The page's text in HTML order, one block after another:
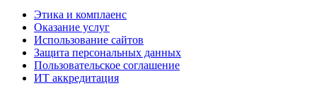
Этика и комплаенс
Оказание услуг
Использование сайтов
Защита персональных данных
Пользовательское соглашение
ИТ аккредитация